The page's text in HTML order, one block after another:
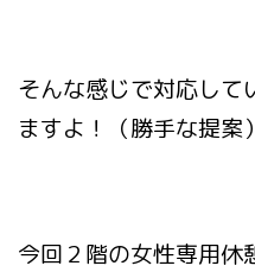
そんな感じで対応して
ますよ！（勝手な提案）
今回２階の女性専用休